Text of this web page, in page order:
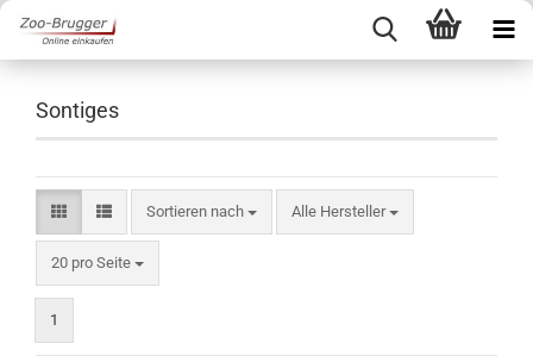
Sontiges
Sortieren nach
Sortieren nach Alle Hersteller
20 pro Seite
pro Seite
1